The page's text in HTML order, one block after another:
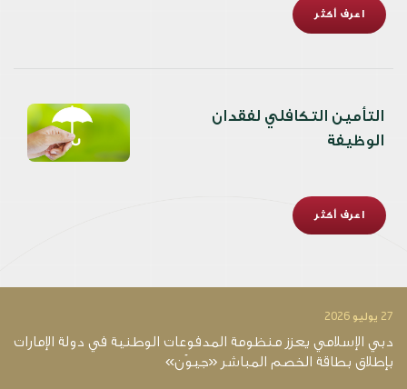
اعرف أكثر
التأمين التكافلي لفقدان
الوظيفة
اعرف أكثر
27 يوليو 2026
دبي الإسلامي يعزز منظومة المدفوعات الوطنية في دولة الإمارات
بإطلاق بطاقة الخصم المباشر «جيوَن»